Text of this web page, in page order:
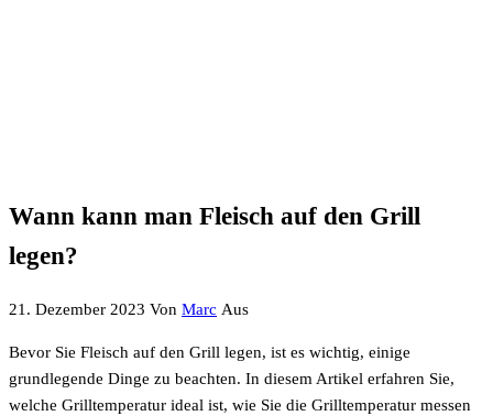
Wann kann man Fleisch auf den Grill
legen?
21. Dezember 2023 Von Marc Aus
Bevor Sie Fleisch auf den Grill legen, ist es wichtig, einige
grundlegende Dinge zu beachten. In diesem Artikel erfahren Sie,
welche Grilltemperatur ideal ist, wie Sie die Grilltemperatur messen